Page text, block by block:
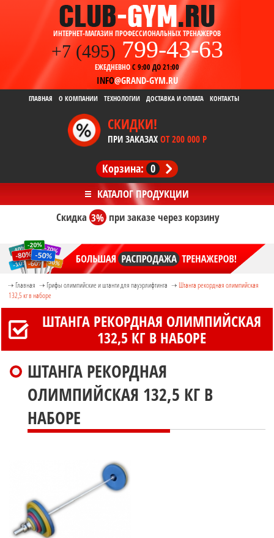
ИНТЕРНЕТ-МАГАЗИН ПРОФЕССИОНАЛЬНЫХ ТРЕНАЖЕРОВ
+7 (495) 799-43-63
ЕЖЕДНЕВНОС 9:00 ДО 21:00
INFO@GRAND-GYM.RU
ГЛАВНАЯ О КОМПАНИИ ТЕХНОЛОГИИ ДОСТАВКА И ОПЛАТА КОНТАКТЫ
СКИДКИ!
ПРИ ЗАКАЗАХ ОТ 200 000 Р
Корзина: 0
Скидка3% при заказечерез корзину
Главная Грифы олимпийские и штанги для пауэрлифтинга
Штанга рекордная олимпийская
132,5 кг в наборе
ШТАНГА РЕКОРДНАЯ ОЛИМПИЙСКАЯ
132,5 КГ В НАБОРЕ
ШТАНГА РЕКОРДНАЯ
ОЛИМПИЙСКАЯ 132,5 КГ В
НАБОРЕ